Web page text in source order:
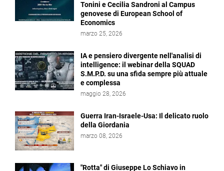
Tonini e Cecilia Sandroni al Campus
genovese di European School of
Economics
marzo 25, 2026
IA e pensiero divergente nell'analisi di
intelligence: il webinar della SQUAD
S.M.P.D. su una sfida sempre più attuale
e complessa
maggio 28, 2026
Guerra Iran-Israele-Usa: Il delicato ruolo
della Giordania
marzo 08, 2026
"Rotta" di Giuseppe Lo Schiavo in